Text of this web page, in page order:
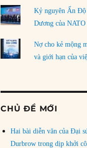
Kỷ nguyên Ấn
Dương của
Nợ cho kẻ mộng
và giới hạn của
CHỦ ĐỀ MỚI
Hai bài diễn văn của Đại
Durbrow trong dịp khởi